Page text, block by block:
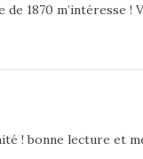
1870 m’intéresse !
! bonne lecture et